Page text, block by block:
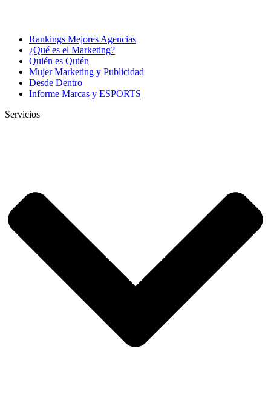
Rankings Mejores Agencias
¿Qué es el Marketing?
Quién es Quién
Mujer Marketing y Publicidad
Desde Dentro
Informe Marcas y ESPORTS
Servicios